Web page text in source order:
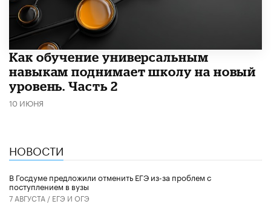
​Как обучение универсальным
навыкам поднимает школу на новый
уровень. Часть 2
10 ИЮНЯ
НОВОСТИ
В Госдуме предложили отменить ЕГЭ из-за проблем с
поступлением в вузы
7 АВГУСТА / ЕГЭ И ОГЭ